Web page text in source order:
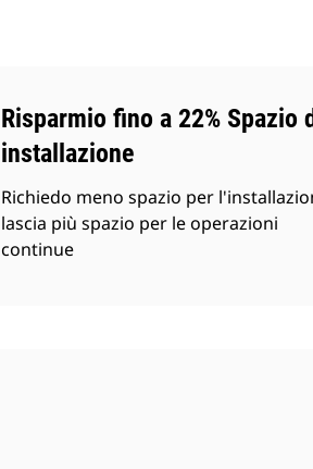
Risparmio fino a 22% Spazio
installazione
Richiedo meno spazio per
lascia più spazio per le operazioni
continue